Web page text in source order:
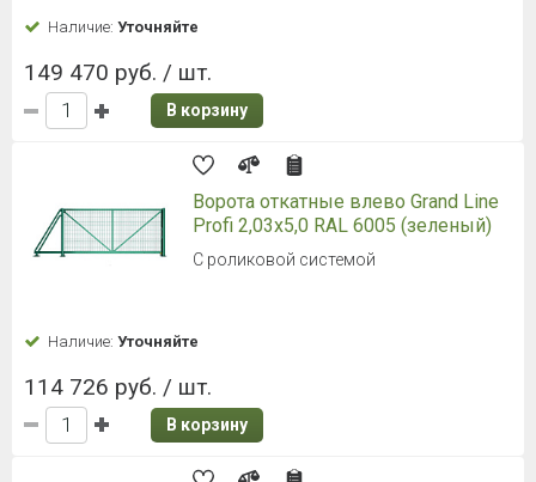
Наличие: Уточняйте
149 470 руб. / шт.
В корзину
Ворота откатные влево Grand Line
Profi 2,03x5,0 RAL 6005 (зеленый)
С роликовой системой
Наличие: Уточняйте
114 726 руб. / шт.
В корзину